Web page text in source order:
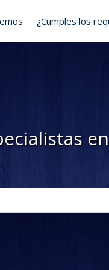
¿Cumples los